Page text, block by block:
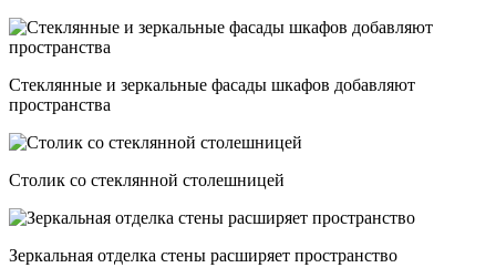
Стеклянные и зеркальные фасады шкафов добавляют
пространства
Столик со стеклянной столешницей
Зеркальная отделка стены расширяет пространство